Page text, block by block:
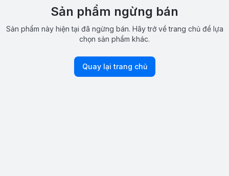
Sản phẩm ngừng bán
Sản phẩm này hiện tại đã ngừng bán. Hãy trở về trang chủ để lựa
chọn sản phẩm khác.
Quay lại trang chủ